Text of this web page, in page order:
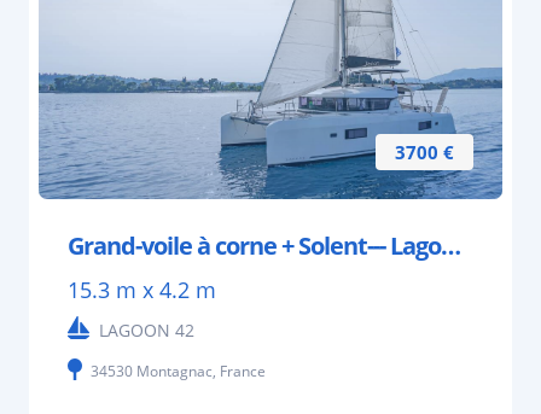
3700 €
Grand-voile à corne + Solent--- Lagoon 42
15.3 m x 4.2 m
LAGOON 42
34530 Montagnac, France